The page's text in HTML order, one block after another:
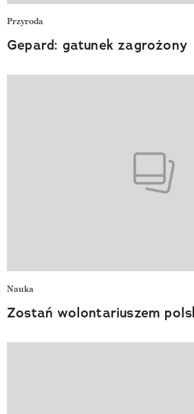
Przyroda
Gepard: gatunek zagrożony
Nauka
Zostań wolontariuszem